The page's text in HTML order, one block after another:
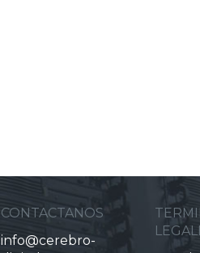
CONTACTANOS
info@cerebro-